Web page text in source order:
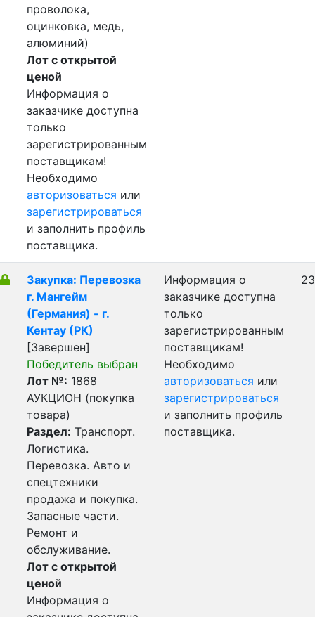
проволока,
оцинковка, медь,
алюминий)
Лот с открытой
ценой
Информация о
заказчике доступна
только
зарегистрированным
поставщикам!
Необходимо
авторизоваться или
зарегистрироваться
и заполнить профиль
поставщика.
Закупка: Перевозка
г. Мангейм
(Германия) - г.
Кентау (РК)
[Завершен]
Победитель выбран
Лот №: 1868
АУКЦИОН (покупка
товара)
Раздел: Транспорт.
Логистика.
Перевозка. Авто и
спецтехники
продажа и покупка.
Запасные части.
Ремонт и
обслуживание.
Лот с открытой
ценой
Информация о
Информация о
заказчике доступна
только
зарегистрированным
поставщикам!
Необходимо
авторизоваться или
зарегистрироваться
и заполнить профиль
поставщика.